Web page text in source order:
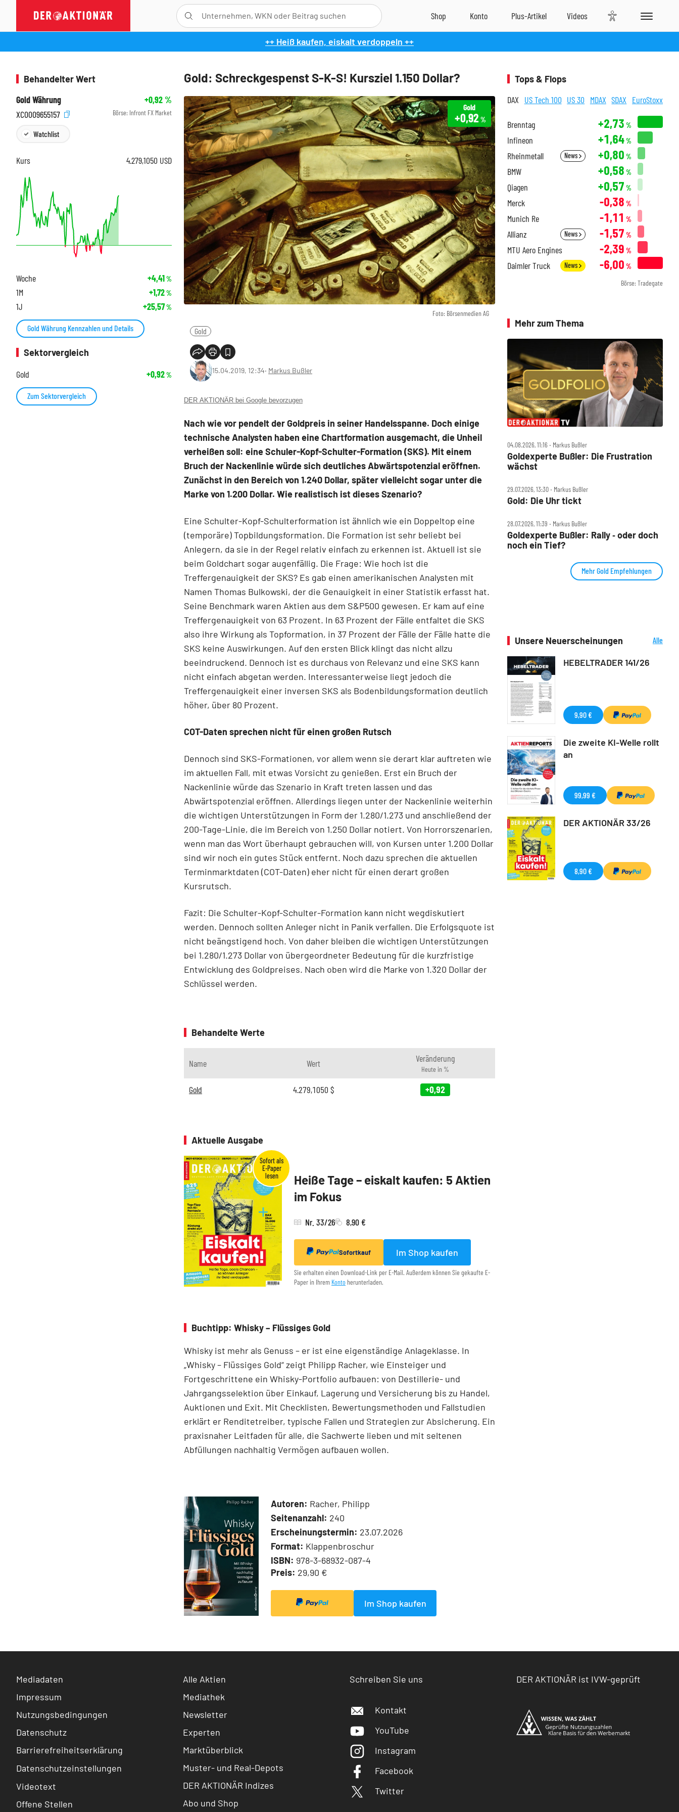
++ Heiß kaufen, eiskalt verdoppeln ++
Gold: Schreckgespenst S-K-S! Kursziel 1.150 Dollar?
Foto: Börsenmedien AG
Gold
+0,92%
Gold
15.04.2019, 12:34‧ Markus Bußler
DER AKTIONÄR bei Google bevorzugen
Nach wie vor pendelt der Goldpreis in seiner Handelsspanne. Doch einige
technische Analysten haben eine Chartformation ausgemacht, die Unheil
verheißen soll: eine Schuler-Kopf-Schulter-Formation (SKS). Mit einem
Bruch der Nackenlinie würde sich deutliches Abwärtspotenzial eröffnen.
Zunächst in den Bereich von 1.240 Dollar, später vielleicht sogar unter die
Marke von 1.200 Dollar. Wie realistisch ist dieses Szenario?
Eine Schulter-Kopf-Schulterformation ist ähnlich wie ein Doppeltop eine
(temporäre) Topbildungsformation. Die Formation ist sehr beliebt bei
Anlegern, da sie in der Regel relativ einfach zu erkennen ist. Aktuell ist sie
beim Goldchart sogar augenfällig. Die Frage: Wie hoch ist die
Treffergenauigkeit der SKS? Es gab einen amerikanischen Analysten mit
Namen Thomas Bulkowski, der die Genauigkeit in einer Statistik erfasst hat.
Seine Benchmark waren Aktien aus dem S&P500 gewesen. Er kam auf eine
Treffergenauigkeit von 63 Prozent. In 63 Prozent der Fälle entfaltet die SKS
also ihre Wirkung als Topformation, in 37 Prozent der Fälle der Fälle hatte die
SKS keine Auswirkungen. Auf den ersten Blick klingt das nicht allzu
beeindruckend. Dennoch ist es durchaus von Relevanz und eine SKS kann
nicht einfach abgetan werden. Interessanterweise liegt jedoch die
Treffergenauigkeit einer inversen SKS als Bodenbildungsformation deutlich
höher, über 80 Prozent.
COT-Daten sprechen nicht für einen großen Rutsch
Dennoch sind SKS-Formationen, vor allem wenn sie derart klar auftreten wie
im aktuellen Fall, mit etwas Vorsicht zu genießen. Erst ein Bruch der
Nackenlinie würde das Szenario in Kraft treten lassen und das
Abwärtspotenzial eröffnen. Allerdings liegen unter der Nackenlinie weiterhin
die wichtigen Unterstützungen in Form der 1.280/1.273 und anschließend der
200-Tage-Linie, die im Bereich von 1.250 Dollar notiert. Von Horrorszenarien,
wenn man das Wort überhaupt gebrauchen will, von Kursen unter 1.200 Dollar
sind wir noch ein gutes Stück entfernt. Noch dazu sprechen die aktuellen
Terminmarktdaten (COT-Daten) eher nicht für einen derart großen
Kursrutsch.
Fazit: Die Schulter-Kopf-Schulter-Formation kann nicht wegdiskutiert
werden. Dennoch sollten Anleger nicht in Panik verfallen. Die Erfolgsquote ist
nicht beängstigend hoch. Von daher bleiben die wichtigen Unterstützungen
bei 1.280/1.273 Dollar von übergeordneter Bedeutung für die kurzfristige
Entwicklung des Goldpreises. Nach oben wird die Marke von 1.320 Dollar der
Schlüssel werden.
Behandelte Werte
Name Wert Veränderung
Heute in %
Gold 4.279,1050 $ +0,92
Aktuelle Ausgabe
Heiße Tage – eiskalt kaufen: 5 Aktien
im Fokus
Nr. 33/26 8,90 €
Sofortkauf Im Shop kaufen
Sie erhalten einen Download-Link per E-Mail. Außerdem können Sie gekaufte E-
Paper in Ihrem Konto herunterladen.
Buchtipp: Whisky – Flüssiges Gold
Whisky ist mehr als Genuss – er ist eine eigenständige Anlageklasse. In
„Whisky – Flüssiges Gold“ zeigt Philipp Racher, wie Einsteiger und
Fortgeschrittene ein Whisky-Portfolio aufbauen: von Destillerie- und
Jahrgangsselektion über Einkauf, Lagerung und Versicherung bis zu Handel,
Auktionen und Exit. Mit Checklisten, Bewertungsmethoden und Fallstudien
erklärt er Renditetreiber, typische Fallen und Strategien zur Absicherung. Ein
praxisnaher Leitfaden für alle, die Sachwerte lieben und mit seltenen
Abfüllungen nachhaltig Vermögen aufbauen wollen.
Autoren: Racher, Philipp
Seitenanzahl: 240
Erscheinungstermin: 23.07.2026
Format: Klappenbroschur
ISBN: 978-3-68932-087-4
Preis: 29,90 €
Im Shop kaufen
Behandelter Wert
Gold Währung
+0,92%
XC0009655157
Börse: Infront FX Market
Watchlist
Kurs 4.279,1050 USD
Woche +4,41%
1M +1,72%
1J +25,57%
Gold Währung Kennzahlen und Details
Sektorvergleich
Gold
+0,92%
Zum Sektorvergleich
Tops & Flops
DAX US Tech 100 US 30 MDAX SDAX EuroStoxx
Brenntag +2,73 %
Infineon +1,64%
Rheinmetall News +0,80 %
BMW +0,58 %
Qiagen +0,57 %
Merck -0,38 %
Munich Re -1,11 %
Allianz News -1,57 %
MTU Aero Engines -2,39 %
Daimler Truck News -6,00 %
Börse: Tradegate
Mehr zum Thema
04.08.2026, 11:16 ‧ Markus Bußler
Goldexperte Bußler: Die Frustration
wächst
29.07.2026, 13:30 ‧ Markus Bußler
Gold: Die Uhr tickt
28.07.2026, 11:39 ‧ Markus Bußler
Goldexperte Bußler: Rally ‑ oder doch
noch ein Tief?
Mehr Gold Empfehlungen
Unsere Neuerscheinungen
Alle
HEBELTRADER 141/26
9,90 €
Die zweite KI-Welle rollt
an
99,99 €
DER AKTIONÄR 33/26
8,90 €
Mediadaten
Impressum
Nutzungsbedingungen
Datenschutz
Barrierefreiheitserklärung
Datenschutzeinstellungen
Videotext
Offene Stellen
Alle Aktien
Mediathek
Newsletter
Experten
Marktüberblick
Muster- und Real-Depots
DER AKTIONÄR Indizes
Abo und Shop
Schreiben Sie uns
Kontakt
YouTube
Instagram
Facebook
Twitter
DER AKTIONÄR ist IVW-geprüft